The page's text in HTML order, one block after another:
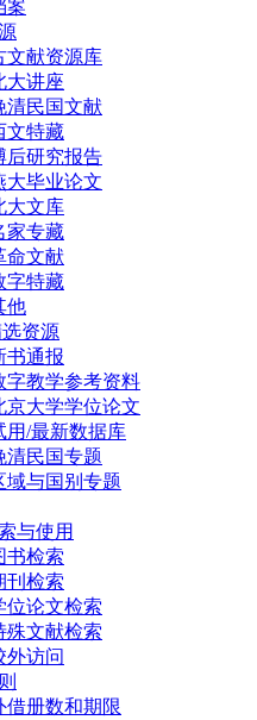
案
文献资源库
大讲座
清民国文献
文特藏
后研究报告
大毕业论文
大文库
家专藏
命文献
字特藏
他
资源
书通报
字教学参考资料
京大学学位论文
用/最新数据库
清民国专题
域与国别专题
与使用
书检索
刊检索
位论文检索
殊文献检索
外访问
借册数和期限